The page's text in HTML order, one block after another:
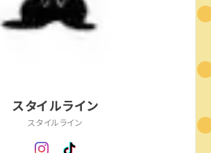
スタイルライン
スタイルライン